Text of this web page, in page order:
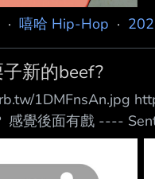
· 嘻哈 Hip-Hop ·
新的beef?
1DMFnsAn.jpg
感覺後面有戲 ----